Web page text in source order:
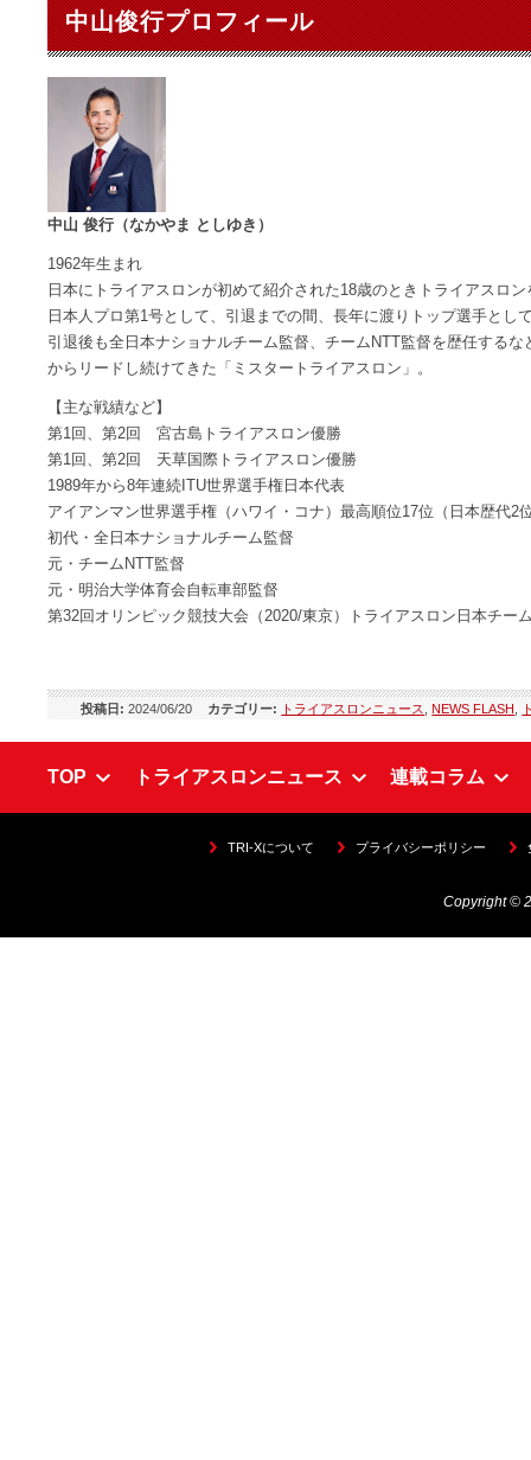
中山俊行プロフィール
中山 俊行（なかやま としゆき）
1962年生まれ
日本にトライアスロンが初めて紹介された18歳のときトライアスロ
日本人プロ第1号として、引退までの間、長年に渡りトップ選手とし
引退後も全日本ナショナルチーム監督、チームNTT監督を歴任する
からリードし続けてきた「ミスタートライアスロン」。
【主な戦績など】
第1回、第2回 宮古島トライアスロン優勝
第1回、第2回 天草国際トライアスロン優勝
1989年から8年連続ITU世界選手権日本代表
アイアンマン世界選手権（ハワイ・コナ）最高順位17位（日本歴代2
初代・全日本ナショナルチーム監督
元・チームNTT監督
元・明治大学体育会自転車部監督
第32回オリンピック競技大会（2020/東京）トライアスロン日本チー
投稿日: 2024/06/20 カテゴリー: トライアスロンニュース ,NEWS FLASH
TOP トライアスロンニュース 連載コラム
TRI-Xについて プライバシーポリシー
Copyright ©